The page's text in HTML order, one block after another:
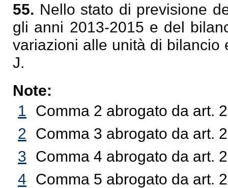
55. Nello stato di previsione
gli anni 2013-2015 e del
variazioni alle unità di bilancio
J.
Note:
1 Comma 2 abrogato da art.
2 Comma 3 abrogato da art.
3 Comma 4 abrogato da art.
4 Comma 5 abrogato da art.